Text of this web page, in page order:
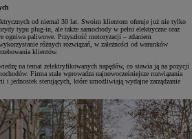
od niemal 30 lat. Swoim klientom oferuje już nie tylko
typu plug-in, ale także samochody w pełni elektryczne oraz
ogniwa paliwowe. Przyszłość motoryzacji – zdaniem
różnych rozwiązań, w zależności od warunków
klientów.
na temat zelektryfikowanych napędów, co stawia ją na pozycji
Firma stale wprowadza najnowocześniejsze rozwiązania
i jednostek sterujących, które umożliwiają wydajne zarządzanie